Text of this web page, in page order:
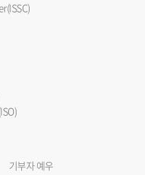
기부자 예우